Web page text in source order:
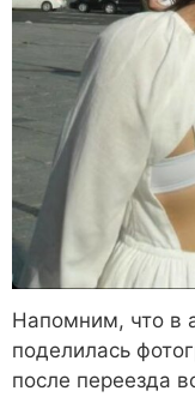
Напомним, что в
поделилась
после переезда